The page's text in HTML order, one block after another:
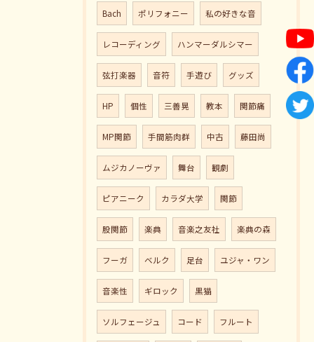
Bach ポリフォニー 私の好きな音
レコーディング ハンマーダルシマー
弦打楽器 音符 手遊び グッズ
HP 個性 三善晃 教本 関節痛
MP関節 手間筋肉群 中古 藤田尚
ムジカノーヴァ 舞台 観劇
ピアニーク カラダ大学 関節
股関節 楽典 音楽之友社 楽典の森
フーガ ベルク 足台 ユジャ・ワン
音楽性 ギロック 黒猫
ソルフェージュ コード フルート